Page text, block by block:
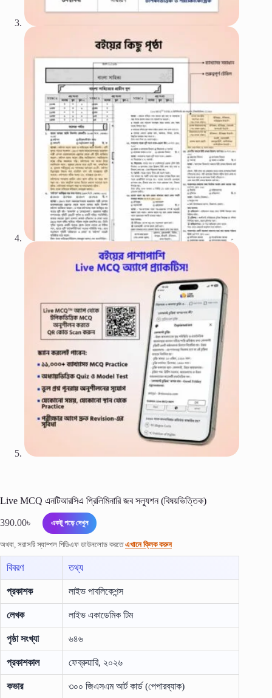
Live MCQ এনটিআরসিএ প্রিলিমিনারি জব সল্যুশন (বিষয়ভিত্তিক)
390.00৳ একটু পড়ে দেখুন
অথবা, সরাসরি স্যাম্পল পিডিএফ ডাউনলোড করতেএখানে ক্লিক করুন
বিবরণ তথ্য
প্রকাশক লাইভ পাবলিকেশন্স
লেখক লাইভ একাডেমিক টিম
পৃষ্ঠা সংখ্যা ৬৪৬
প্রকাশকাল ফেব্রুয়ারি, ২০২৬
কভার ৩০০ জিএসএম আর্ট কার্ড (পেপারব্যাক)